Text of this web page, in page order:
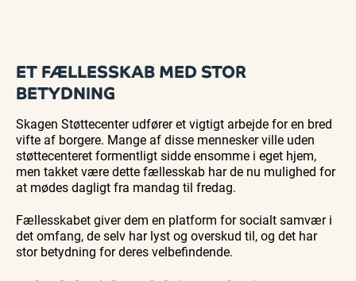
ET FÆLLESSKAB MED STOR
BETYDNING
Skagen Støttecenter udfører et vigtigt arbejde for en bred
vifte af borgere. Mange af disse mennesker ville uden
støttecenteret formentligt sidde ensomme i eget hjem,
men takket være dette fællesskab har de nu mulighed for
at mødes dagligt fra mandag til fredag.
Fællesskabet giver dem en platform for socialt samvær i
det omfang, de selv har lyst og overskud til, og det har
stor betydning for deres velbefindende.